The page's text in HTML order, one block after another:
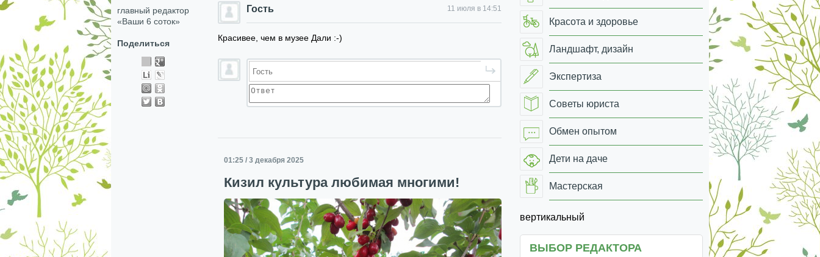
главный редактор
«Ваши 6 соток»
Поделиться
Гость 11 июля в 14:51
Красивее, чем в музее Дали :-)
01:25 / 3 декабря 2025
Кизил культура любимая многими!
Красота и здоровье
Ландшафт, дизайн
Экспертиза
Советы юриста
Обмен опытом
Дети на даче
Мастерская
вертикальный
ВЫБОР РЕДАКТОРА